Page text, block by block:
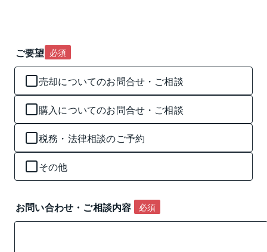
ご要望 必須
売却についてのお問合せ・ご相談
購入についてのお問合せ・ご相談
税務・法律相談のご予約
その他
必須